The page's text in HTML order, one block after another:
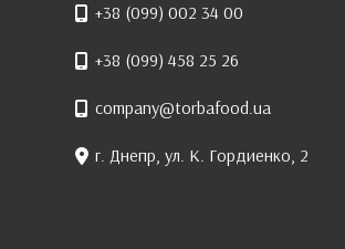
+38 (099) 002 34 00
+38 (099) 458 25 26
company@torbafood.ua
г. Днепр, ул. К. Гордиенко, 2